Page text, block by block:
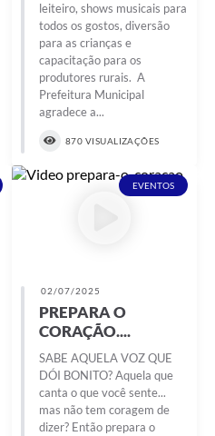
leiteiro, shows musicais para
todos os gostos, diversão
para as crianças e
capacitação para os
produtores rurais. A
Prefeitura Municipal
agradece a...
870 VISUALIZAÇÕES
EVENTOS
02/07/2025
PREPARA O
CORAÇÃO....
SABE AQUELA VOZ QUE
DÓI BONITO? Aquela que
canta o que você sente...
mas não tem coragem de
dizer? Então prepara o